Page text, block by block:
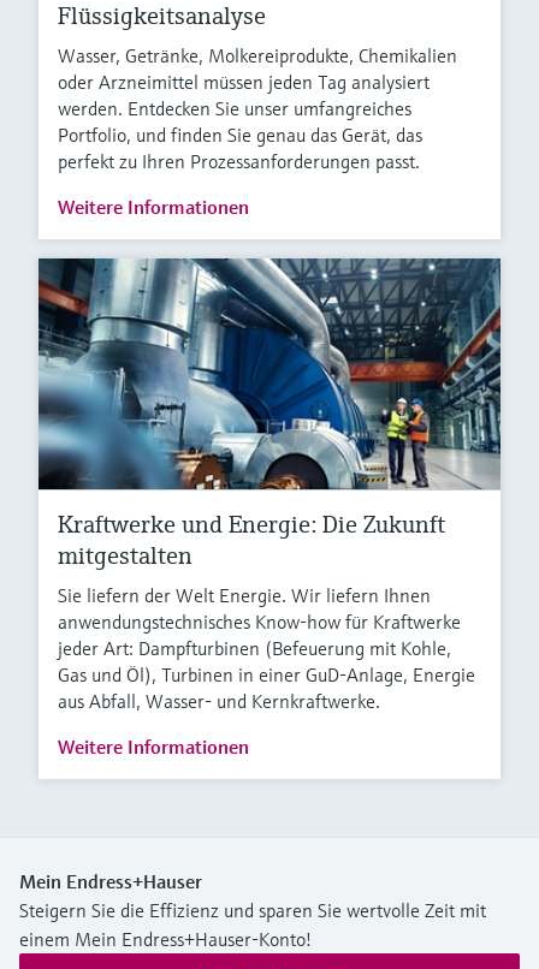
Flüssigkeitsanalyse
Wasser, Getränke, Molkereiprodukte, Chemikalien
oder Arzneimittel müssen jeden Tag analysiert
werden. Entdecken Sie unser umfangreiches
Portfolio, und finden Sie genau das Gerät, das
perfekt zu Ihren Prozessanforderungen passt.
Weitere Informationen
Kraftwerke und Energie: Die Zukunft
mitgestalten
Sie liefern der Welt Energie. Wir liefern Ihnen
anwendungstechnisches Know-how für Kraftwerke
jeder Art: Dampfturbinen (Befeuerung mit Kohle,
Gas und Öl), Turbinen in einer GuD-Anlage, Energie
aus Abfall, Wasser- und Kernkraftwerke.
Weitere Informationen
Mein Endress+Hauser
Steigern Sie die Effizienz und sparen Sie wertvolle Zeit mit
einem Mein Endress+Hauser-Konto!